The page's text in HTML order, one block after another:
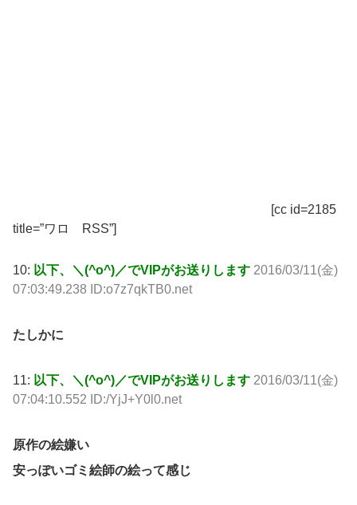
[cc id=2185
title=”ワロ RSS”]
10: 以下、＼(^o^)／でVIPがお送りします 2016/03/11(金)
07:03:49.238 ID:o7z7qkTB0.net
たしかに
11: 以下、＼(^o^)／でVIPがお送りします 2016/03/11(金)
07:04:10.552 ID:/YjJ+Y0l0.net
原作の絵嫌い
安っぽいゴミ絵師の絵って感じ